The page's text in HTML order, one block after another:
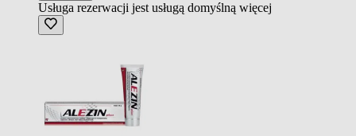
Usługa rezerwacji jest usługą domyślną więcej